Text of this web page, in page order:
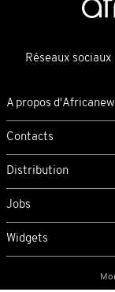
Réseaux sociaux
A propos
Contacts
Distribution
Jobs
Widgets